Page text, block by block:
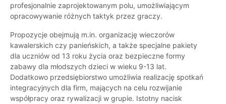
profesjonalnie zaprojektowanym polu, umożliwiającym
opracowywanie różnych taktyk przez graczy.
Propozycje obejmują m.in. organizację wieczorów
kawalerskich czy panieńskich, a także specjalne pakiety
dla uczniów od 13 roku życia oraz bezpieczne formy
zabawy dla młodszych dzieci w wieku 9-13 lat.
Dodatkowo przedsiębiorstwo umożliwia realizację spotkań
integracyjnych dla firm, mających na celu rozwijanie
współpracy oraz rywalizacji w grupie. Istotny nacisk